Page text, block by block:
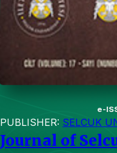
e-
PUBLISHER: SELCUK
Journal of